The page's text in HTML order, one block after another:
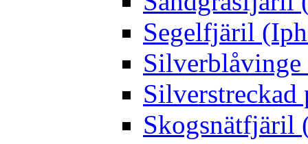
Segelfjäril
Silverblåvinge
Skogsnätfjäril